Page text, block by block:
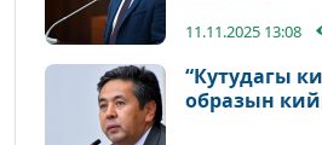
11.11.2025 13:08
“Кутудагы
образын